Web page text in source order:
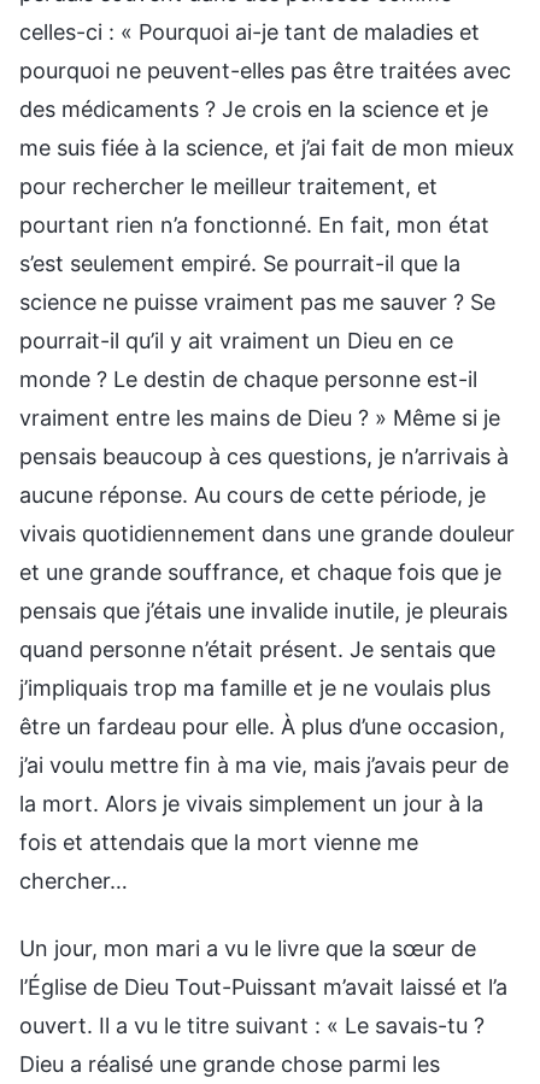
celles-ci : « Pourquoi ai-je tant de maladies et
pourquoi ne peuvent-elles pas être traitées avec
des médicaments ? Je crois en la science et je
me suis fiée à la science, et j’ai fait de mon mieux
pour rechercher le meilleur traitement, et
pourtant rien n’a fonctionné. En fait, mon état
s’est seulement empiré. Se pourrait-il que la
science ne puisse vraiment pas me sauver ? Se
pourrait-il qu’il y ait vraiment un Dieu en ce
monde ? Le destin de chaque personne est-il
vraiment entre les mains de Dieu ? » Même si je
pensais beaucoup à ces questions, je n’arrivais à
aucune réponse. Au cours de cette période, je
vivais quotidiennement dans une grande douleur
et une grande souffrance, et chaque fois que je
pensais que j’étais une invalide inutile, je pleurais
quand personne n’était présent. Je sentais que
j’impliquais trop ma famille et je ne voulais plus
être un fardeau pour elle. À plus d’une occasion,
j’ai voulu mettre fin à ma vie, mais j’avais peur de
la mort. Alors je vivais simplement un jour à la
fois et attendais que la mort vienne me
chercher…
Un jour, mon mari a vu le livre que la sœur de
l’Église de Dieu Tout-Puissant m’avait laissé et l’a
ouvert. Il a vu le titre suivant : « Le savais-tu ?
Dieu a réalisé une grande chose parmi les